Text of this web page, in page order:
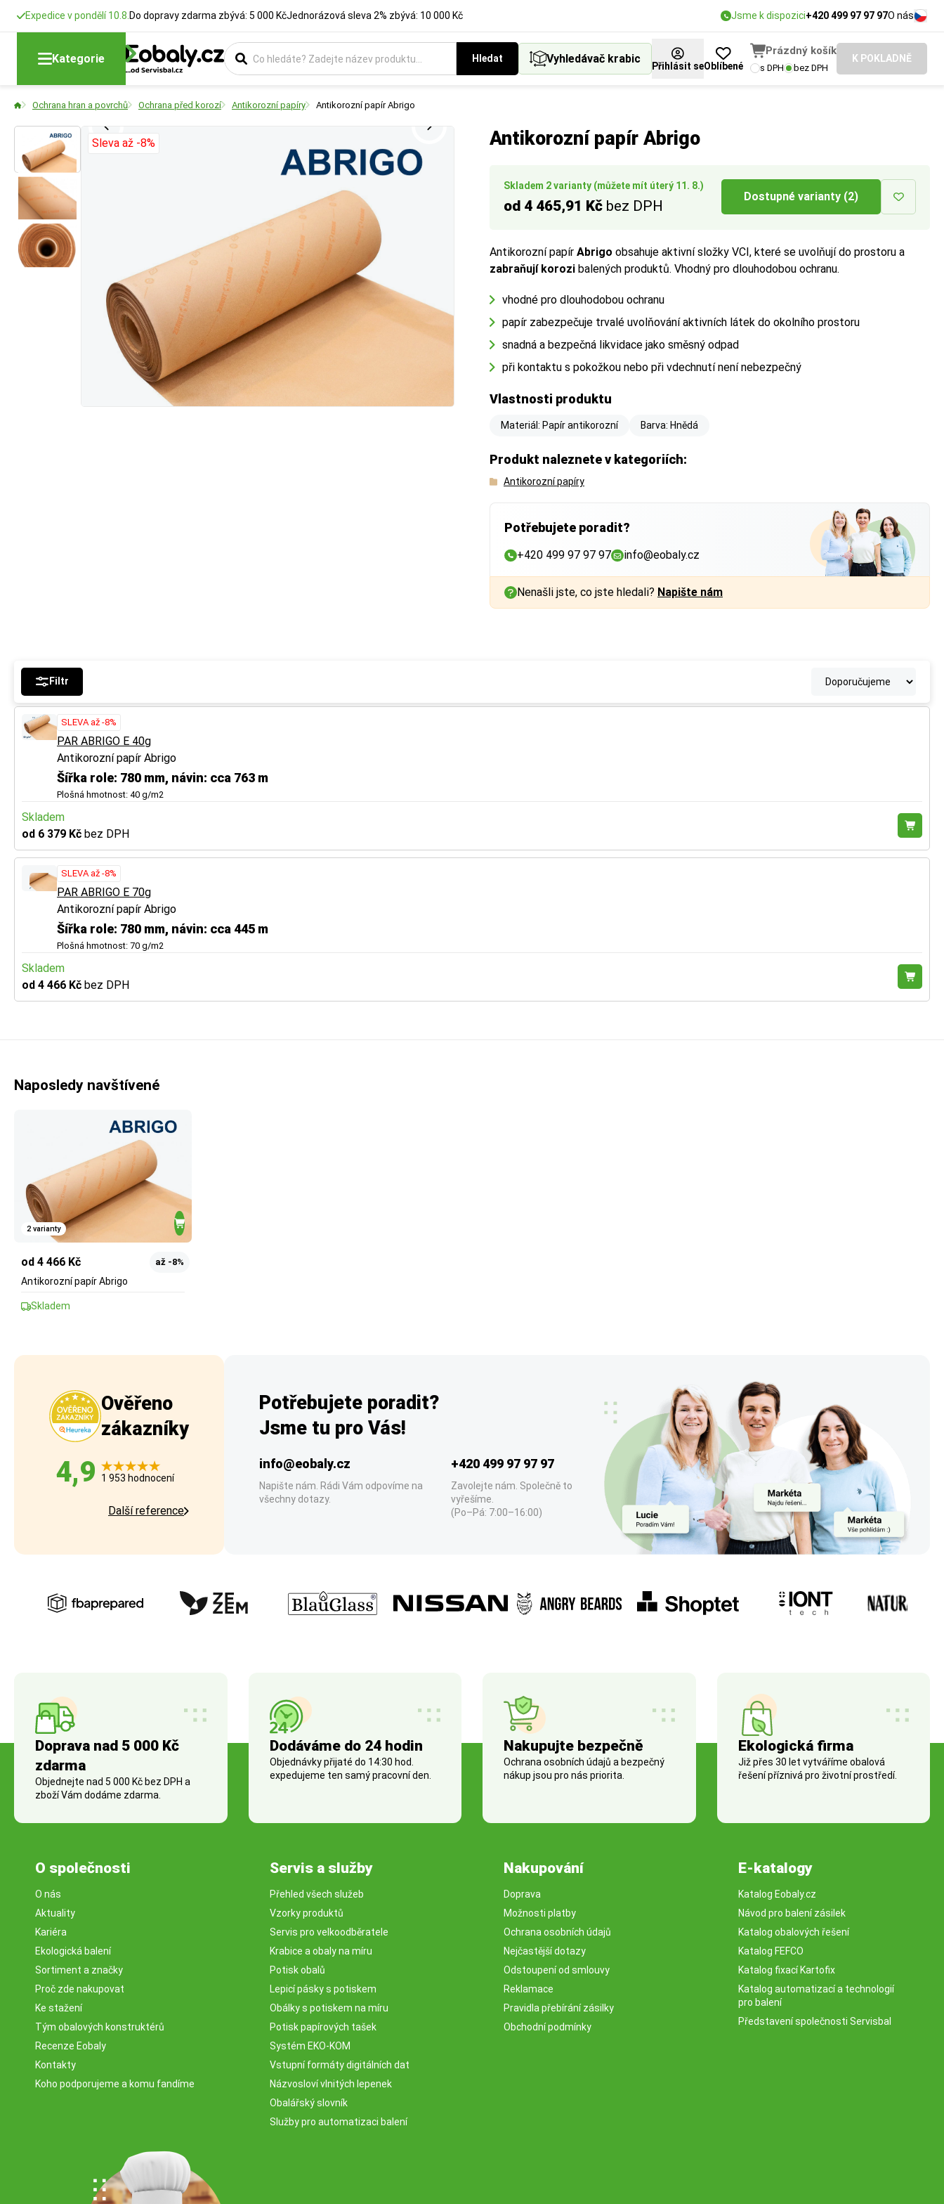
Expedice v pondělí 10.8. Do dopravy zdarma zbývá: 5 000 KčJednorázová sleva 2% zbývá: 10 000 Kč Jsme k dispozici+420 499 97 97 97O nás
Kategorie Hledat Vyhledávač krabic
Přihlásit seOblíbené
Prázdný košík
s DPH bez DPH
K POKLADNĚ
Ochrana hran a povrchů Ochrana před korozí Antikorozní papíry Antikorozní papír Abrigo
Antikorozní papír Abrigo
Skladem 2 varianty (můžete mít úterý 11. 8.)
od 4 465,91 Kč bez DPH
Dostupné varianty (2)
Antikorozní papír Abrigo obsahuje aktivní složky VCI, které se uvolňují do prostoru a
zabraňují korozi balených produktů. Vhodný pro dlouhodobou ochranu.
vhodné pro dlouhodobou ochranu
papír zabezpečuje trvalé uvolňování aktivních látek do okolního prostoru
snadná a bezpečná likvidace jako směsný odpad
při kontaktu s pokožkou nebo při vdechnutí není nebezpečný
Vlastnosti produktu
Materiál: Papír antikorozní Barva: Hnědá
Produkt naleznete v kategoriích:
Antikorozní papíry
Potřebujete poradit?
+420 499 97 97 97 info@eobaly.cz
Nenašli jste, co jste hledali? Napište nám
Sleva až -8%
Filtr
SLEVA až -8%
PAR ABRIGO E 40g
Antikorozní papír Abrigo
Šířka role: 780 mm, návin: cca 763 m
Plošná hmotnost: 40 g/m2
Skladem
od 6 379 Kč bez DPH
SLEVA až -8%
PAR ABRIGO E 70g
Antikorozní papír Abrigo
Šířka role: 780 mm, návin: cca 445 m
Plošná hmotnost: 70 g/m2
Skladem
od 4 466 Kč bez DPH
Naposledy navštívené
2 varianty
od 4 466 Kč až -8%
Antikorozní papír Abrigo
Skladem
Ověřeno
zákazníky
4,9 1 953 hodnocení
Další reference
Potřebujete poradit?
Jsme tu pro Vás!
info@eobaly.cz
Napište nám. Rádi Vám odpovíme na
všechny dotazy.
+420 499 97 97 97
Zavolejte nám. Společně to
vyřešíme.
(Po–Pá: 7:00–16:00)
Doprava nad 5 000 Kč
zdarma
Objednejte nad 5 000 Kč bez DPH a
zboží Vám dodáme zdarma.
Dodáváme do 24 hodin
Objednávky přijaté do 14:30 hod.
expedujeme ten samý pracovní den.
Nakupujte bezpečně
Ochrana osobních údajů a bezpečný
nákup jsou pro nás priorita.
Ekologická firma
Již přes 30 let vytváříme obalová
řešení příznivá pro životní prostředí.
O společnosti
O nás
Aktuality
Kariéra
Ekologická balení
Sortiment a značky
Proč zde nakupovat
Ke stažení
Tým obalových konstruktérů
Recenze Eobaly
Kontakty
Koho podporujeme a komu fandíme
Servis a služby
Přehled všech služeb
Vzorky produktů
Servis pro velkoodběratele
Krabice a obaly na míru
Potisk obalů
Lepicí pásky s potiskem
Obálky s potiskem na míru
Potisk papírových tašek
Systém EKO-KOM
Vstupní formáty digitálních dat
Názvosloví vlnitých lepenek
Obalářský slovník
Služby pro automatizaci balení
Nakupování
Doprava
Možnosti platby
Ochrana osobních údajů
Nejčastější dotazy
Odstoupení od smlouvy
Reklamace
Pravidla přebírání zásilky
Obchodní podmínky
E-katalogy
Katalog Eobaly.cz
Návod pro balení zásilek
Katalog obalových řešení
Katalog FEFCO
Katalog fixací Kartofix
Katalog automatizací a technologií
pro balení
Představení společnosti Servisbal